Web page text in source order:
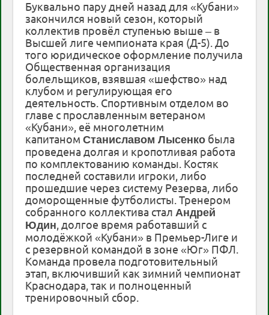
Буквально пару дней назад для «Кубани»
закончился новый сезон, который
коллектив провёл ступенью выше – в
Высшей лиге чемпионата края (Д-5). До
того юридическое оформление получила
Общественная организация
болельщиков, взявшая «шефство» над
клубом и регулирующая его
деятельность. Спортивным отделом во
главе с прославленным ветераном
«Кубани», её многолетним
капитаномСтаниславом Лысенко была
проведена долгая и кропотливая работа
по комплектованию команды. Костяк
последней составили игроки, либо
прошедшие через систему Резерва, либо
доморощенные футболисты. Тренером
собранного коллектива стал Андрей
Юдин, долгое время работавший с
молодёжкой «Кубани» в Премьер-Лиге и
с резервной командой в зоне «Юг» ПФЛ.
Команда провела подготовительный
этап, включивший как зимний чемпионат
Краснодара, так и полноценный
тренировочный сбор.